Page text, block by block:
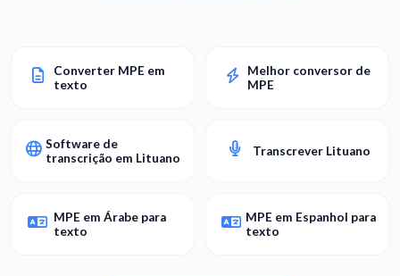
Converter MPE em
texto
Melhor conversor de
MPE
Software de
transcrição em Lituano
Transcrever Lituano
MPE em Árabe para
texto
MPE em Espanhol para
texto